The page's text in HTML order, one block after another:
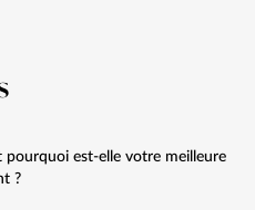
pourquoi est-elle votre meilleure
?